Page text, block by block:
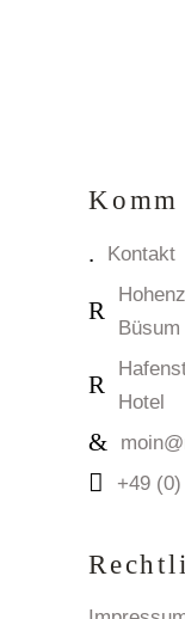
Kontakt
Hotel
+49